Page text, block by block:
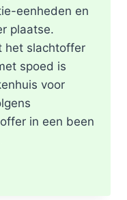
eenheden en
plaatse.
het slachtoffer
spoed is
voor
in een been